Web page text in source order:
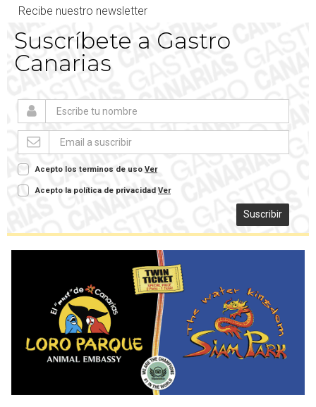
Recibe nuestro newsletter
Suscríbete a Gastro
Canarias
Acepto los terminos de uso Ver
Acepto la política de privacidad Ver
Suscribir